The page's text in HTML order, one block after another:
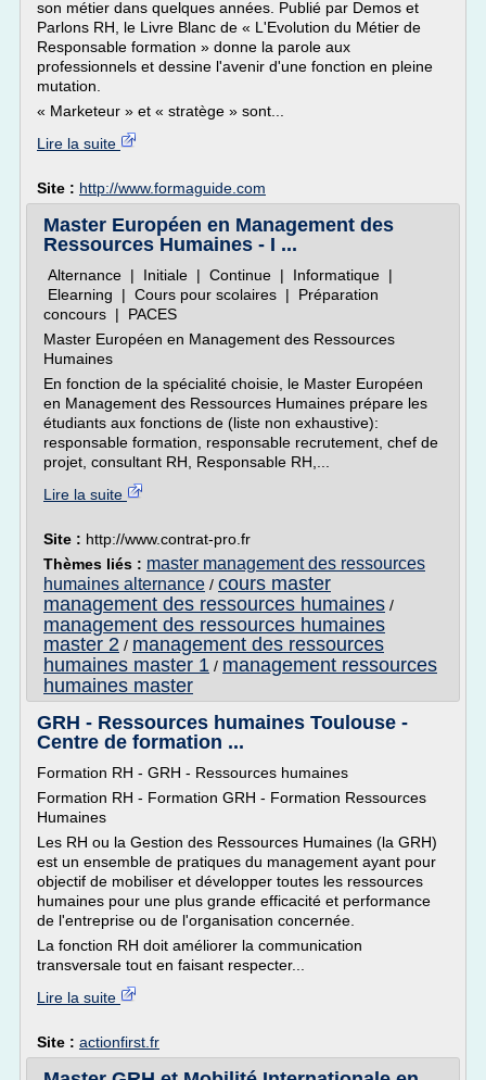
son métier dans quelques années. Publié par Demos et
Parlons RH, le Livre Blanc de « L'Evolution du Métier de
Responsable formation » donne la parole aux
professionnels et dessine l'avenir d'une fonction en pleine
mutation.
« Marketeur » et « stratège » sont...
Lire la suite
Site : http://www.formaguide.com
Master Européen en Management des
Ressources Humaines - I ...
Alternance | Initiale | Continue | Informatique |
Elearning | Cours pour scolaires | Préparation
concours | PACES
Master Européen en Management des Ressources
Humaines
En fonction de la spécialité choisie, le Master Européen
en Management des Ressources Humaines prépare les
étudiants aux fonctions de (liste non exhaustive):
responsable formation, responsable recrutement, chef de
projet, consultant RH, Responsable RH,...
Lire la suite
Site : http://www.contrat-pro.fr
Thèmes liés : master management des ressources
humaines alternance / cours master
management des ressources humaines /
management des ressources humaines
master 2 / management des ressources
humaines master 1 / management ressources
humaines master
GRH - Ressources humaines Toulouse -
Centre de formation ...
Formation RH - GRH - Ressources humaines
Formation RH - Formation GRH - Formation Ressources
Humaines
Les RH ou la Gestion des Ressources Humaines (la GRH)
est un ensemble de pratiques du management ayant pour
objectif de mobiliser et développer toutes les ressources
humaines pour une plus grande efficacité et performance
de l'entreprise ou de l'organisation concernée.
La fonction RH doit améliorer la communication
transversale tout en faisant respecter...
Lire la suite
Site : actionfirst.fr